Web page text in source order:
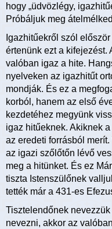
hogy „üdvözlégy,
Próbáljuk meg
Igazhitűekről szól
értenünk ezt a kifejezést.
valóban igaz a hite.
nyelveken az igazhitűt
mondják. És ez a
korból, hanem az első
kezdetéhez megyünk
igaz hitűeknek. Akiknek
az eredeti forrásból
az igazi szőlőtőn lévő
meg a hitünket. És ez
tiszta Istenszülőnek
tették már a 431-es
Tisztelendőnek
nevezni, akkor az